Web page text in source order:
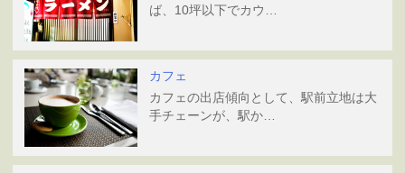
ば、10坪以下でカウ…
カフェ
カフェの出店傾向として、駅前立地は大
手チェーンが、駅か…